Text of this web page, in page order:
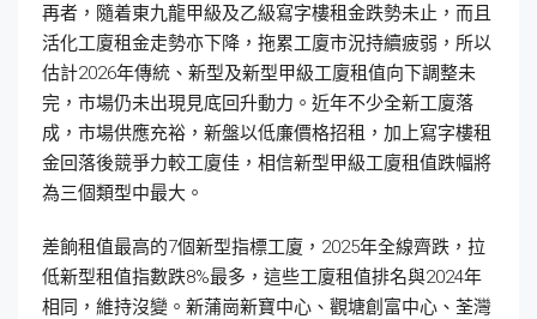
再者，隨着東九龍甲級及乙級寫字樓租金跌勢未止，而且
活化工廈租金走勢亦下降，拖累工廈市況持續疲弱，所以
估計2026年傳統、新型及新型甲級工廈租值向下調整未
完，市場仍未出現見底回升動力。近年不少全新工廈落
成，市場供應充裕，新盤以低廉價格招租，加上寫字樓租
金回落後競爭力較工廈佳，相信新型甲級工廈租值跌幅將
為三個類型中最大。
差餉租值最高的7個新型指標工廈，2025年全線齊跌，拉
低新型租值指數跌8%最多，這些工廈租值排名與2024年
相同，維持沒變。新蒲崗新寶中心、觀塘創富中心、荃灣